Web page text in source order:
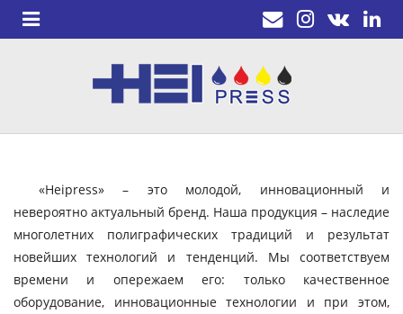
«Heipress» – это молодой, инновационный и
невероятно актуальный бренд. Наша продукция – наследие
многолетних полиграфических традиций и результат
новейших технологий и тенденций. Мы соответствуем
времени и опережаем его: только качественное
оборудование, инновационные технологии и при этом,